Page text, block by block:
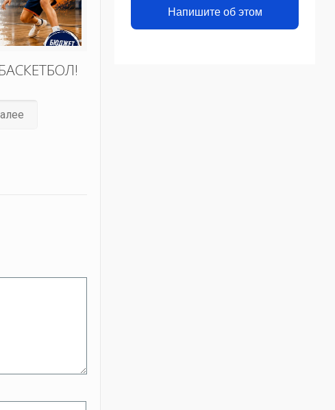
Напишите об этом